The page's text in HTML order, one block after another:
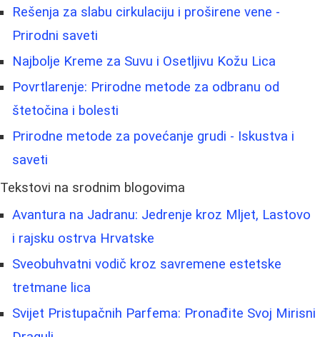
Rešenja za slabu cirkulaciju i proširene vene -
Prirodni saveti
Najbolje Kreme za Suvu i Osetljivu Kožu Lica
Povrtlarenje: Prirodne metode za odbranu od
štetočina i bolesti
Prirodne metode za povećanje grudi - Iskustva i
saveti
Tekstovi na srodnim blogovima
Avantura na Jadranu: Jedrenje kroz Mljet, Lastovo
i rajsku ostrva Hrvatske
Sveobuhvatni vodič kroz savremene estetske
tretmane lica
Svijet Pristupačnih Parfema: Pronađite Svoj Mirisni